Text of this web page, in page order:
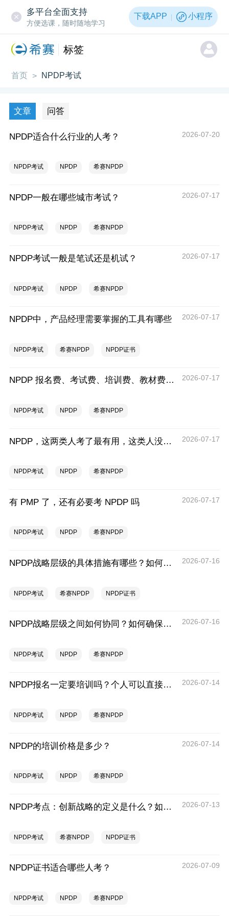
多平台全面支持
方便选课，随时随地学习
下载APP 小程序
标签
首页 > NPDP考试
文章 问答
NPDP适合什么行业的人考？ 2026-07-20
NPDP考试 NPDP 希赛NPDP
NPDP一般在哪些城市考试？ 2026-07-17
NPDP考试 NPDP 希赛NPDP
NPDP考试一般是笔试还是机试？ 2026-07-17
NPDP考试 NPDP 希赛NPDP
NPDP中，产品经理需要掌握的工具有哪些 2026-07-17
NPDP考试 希赛NPDP NPDP证书
NPDP 报名费、考试费、培训费、教材费盘点 2026-07-17
NPDP考试 NPDP 希赛NPDP
NPDP，这两类人考了最有用，这类人没必要考 2026-07-17
NPDP考试 NPDP 希赛NPDP
有 PMP 了，还有必要考 NPDP 吗 2026-07-17
NPDP考试 NPDP 希赛NPDP
NPDP战略层级的具体措施有哪些？如何监控评估NPDP战略执行的效果？ 2026-07-16
NPDP考试 希赛NPDP NPDP证书
NPDP战略层级之间如何协同？如何确保NPDP战略层级的有效执行？ 2026-07-16
NPDP考试 NPDP 希赛NPDP
NPDP报名一定要培训吗？个人可以直接报吗？ 2026-07-14
NPDP考试 NPDP 希赛NPDP
NPDP的培训价格是多少？ 2026-07-14
NPDP考试 NPDP 希赛NPDP
NPDP考点：创新战略的定义是什么？如何制定创新战略 2026-07-13
NPDP考试 希赛NPDP NPDP证书
NPDP证书适合哪些人考？ 2026-07-09
NPDP考试 NPDP 希赛NPDP